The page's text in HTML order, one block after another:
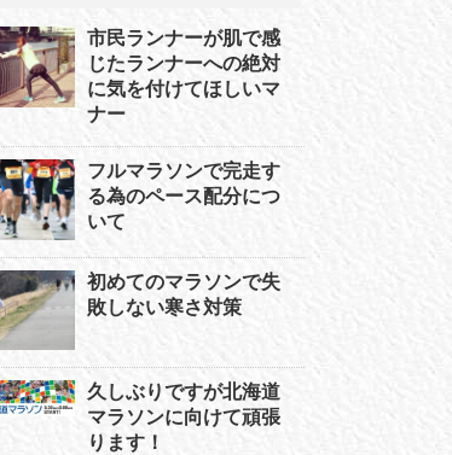
市民ランナーが肌で感
じたランナーへの絶対
に気を付けてほしいマ
ナー
フルマラソンで完走す
る為のペース配分につ
いて
初めてのマラソンで失
敗しない寒さ対策
久しぶりですが北海道
マラソンに向けて頑張
ります！